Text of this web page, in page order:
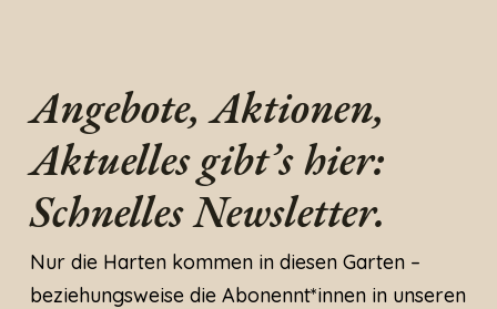
Angebote, Aktionen,
Aktuelles gibt’s hier:
Schnelles Newsletter.
Nur die Harten kommen in diesen Garten –
beziehungsweise die Abonennt*innen in unseren